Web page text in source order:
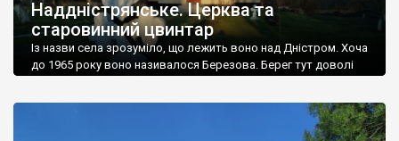
Наддністрянське. Церква та
старовинний цвинтар
Із назви села зрозуміло, що лежить воно над Дністром. Хоча
до 1965 року воно називалося Березова. Берег тут доволі
Наддністрянське відрізняється від більшості навколишніх
сіл. У селі є мурована Михайлівська церква. Точної дати […]